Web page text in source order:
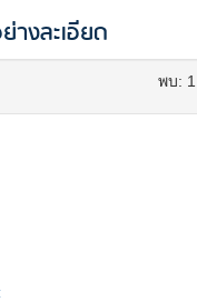
งละเอียด
พบ: